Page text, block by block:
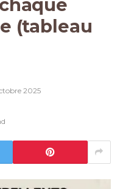
(tableau
2025